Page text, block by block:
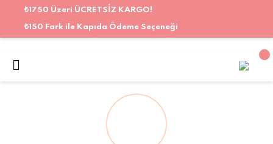
₺1750 Üzeri ÜCRETSİZ KARGO!
₺150 Fark ile Kapıda Ödeme Seçeneği